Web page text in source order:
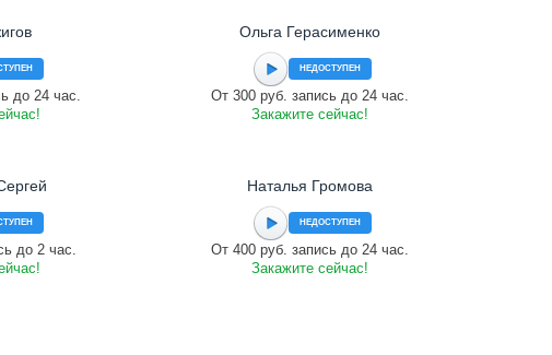
до 24 час.
Ольга Герасименко
НЕДОСТУПЕН
От 300 руб. запись до 24 час.
Закажите сейчас!
до 2 час.
Наталья Громова
НЕДОСТУПЕН
От 400 руб. запись до 24 час.
Закажите сейчас!